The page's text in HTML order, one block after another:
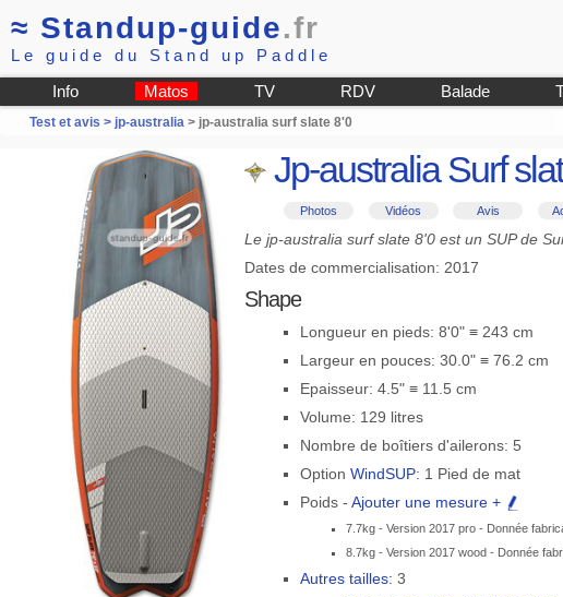
≈ Standup-guide.fr
Le guide du Stand up Paddle
Info Matos TV RDV Balade
Test et avis > jp-australia> jp-australia surf slate 8'0
Jp-australia Surf
Photos Vidéos Avis
Le jp-australia surf slate 8'0 est un SUP de
Dates de commercialisation: 2017
Shape
Longueur en pieds: 8'0" ≡ 243 cm
Largeur en pouces: 30.0" ≡ 76.2 cm
Epaisseur: 4.5" ≡ 11.5 cm
Volume: 129 litres
Nombre de boîtiers d'ailerons: 5
OptionWindSUP: 1 Pied de mat
Poids -Ajouter une mesure +
7.7kg - Version 2017 pro - Donnée
8.7kg - Version 2017 wood - Donnée
Autres tailles: 3